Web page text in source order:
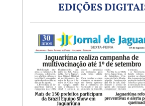
EDIÇÕES